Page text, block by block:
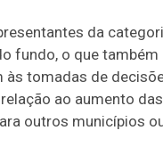
da
fundo, o que
tomadas de
ao aumento
outros municípios